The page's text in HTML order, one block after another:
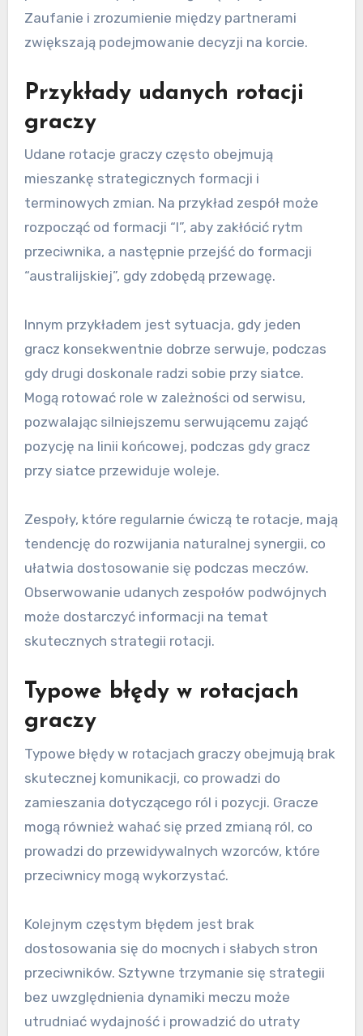
Zaufanie i zrozumienie między partnerami
zwiększają podejmowanie decyzji na korcie.
Przykłady udanych rotacji
graczy
Udane rotacje graczy często obejmują
mieszankę strategicznych formacji i
terminowych zmian. Na przykład zespół może
rozpocząć od formacji “I”, aby zakłócić rytm
przeciwnika, a następnie przejść do formacji
“australijskiej”, gdy zdobędą przewagę.
Innym przykładem jest sytuacja, gdy jeden
gracz konsekwentnie dobrze serwuje, podczas
gdy drugi doskonale radzi sobie przy siatce.
Mogą rotować role w zależności od serwisu,
pozwalając silniejszemu serwującemu zająć
pozycję na linii końcowej, podczas gdy gracz
przy siatce przewiduje woleje.
Zespoły, które regularnie ćwiczą te rotacje, mają
tendencję do rozwijania naturalnej synergii, co
ułatwia dostosowanie się podczas meczów.
Obserwowanie udanych zespołów podwójnych
może dostarczyć informacji na temat
skutecznych strategii rotacji.
Typowe błędy w rotacjach
graczy
Typowe błędy w rotacjach graczy obejmują brak
skutecznej komunikacji, co prowadzi do
zamieszania dotyczącego ról i pozycji. Gracze
mogą również wahać się przed zmianą ról, co
prowadzi do przewidywalnych wzorców, które
przeciwnicy mogą wykorzystać.
Kolejnym częstym błędem jest brak
dostosowania się do mocnych i słabych stron
przeciwników. Sztywne trzymanie się strategii
bez uwzględnienia dynamiki meczu może
utrudniać wydajność i prowadzić do utraty